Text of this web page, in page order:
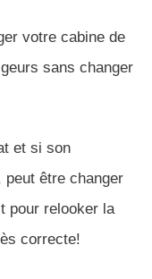
votre cabine de
sans changer
et si son
peut être changer
pour relooker la
correcte!